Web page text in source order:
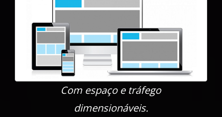
Com espaço e tráfego
dimensionáveis.